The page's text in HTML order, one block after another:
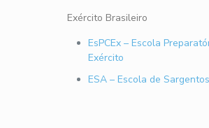
Exército Brasileiro
EsPCEx – Escola
Exército
ESA – Escola de